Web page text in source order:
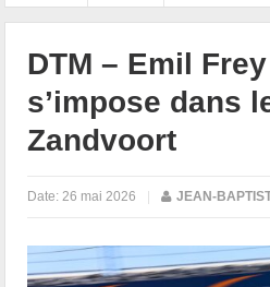
DTM – Emil
s’impose dans
Zandvoort
Date: 26 mai 2026 | JEAN-